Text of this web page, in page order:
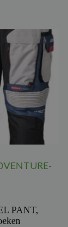
PANT,